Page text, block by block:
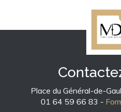
Place du Général-de-
01 64 59 66 83 -